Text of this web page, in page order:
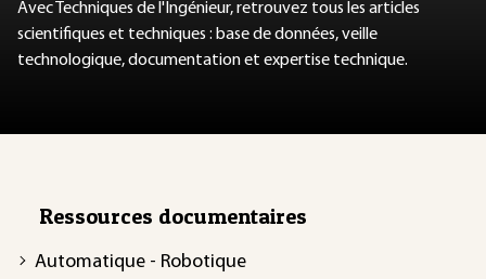
Avec Techniques de l'Ingénieur, retrouvez tous les articles
scientifiques et techniques : base de données, veille
technologique, documentation et expertise technique.
Ressources documentaires
Automatique - Robotique